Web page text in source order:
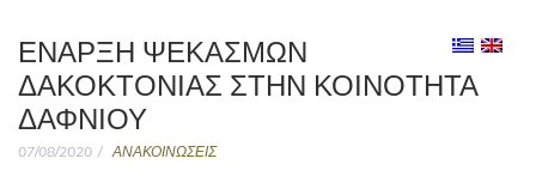
ΕΝΑΡΞΗ ΨΕΚΑΣΜΩΝ
ΔΑΚΟΚΤΟΝΙΑΣ ΣΤΗΝ ΚΟΙΝΟΤΗΤΑ
ΔΑΦΝΙΟΥ
07/08/2020 ΑΝΑΚΟΙΝΩΣΕΙΣ